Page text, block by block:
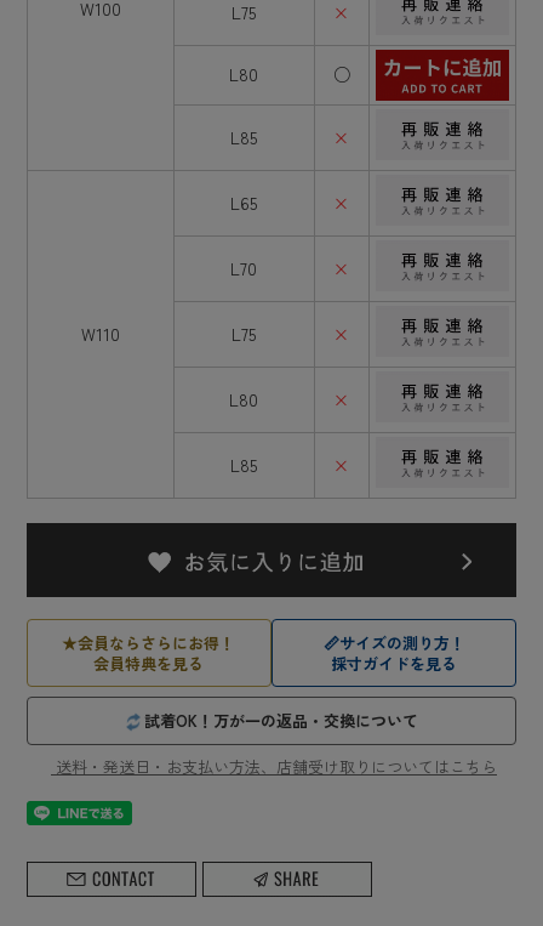
W100 L75 ×
L80 ○
L85 ×
W110
L65 ×
L70 ×
L75 ×
L80 ×
L85 ×
★会員ならさらにお得！
会員特典を見る
📏サイズの測り方！
採寸ガイドを見る
試着OK！万が一の返品・交換について
送料・発送日・お支払い方法、店舗受け取りについてはこちら